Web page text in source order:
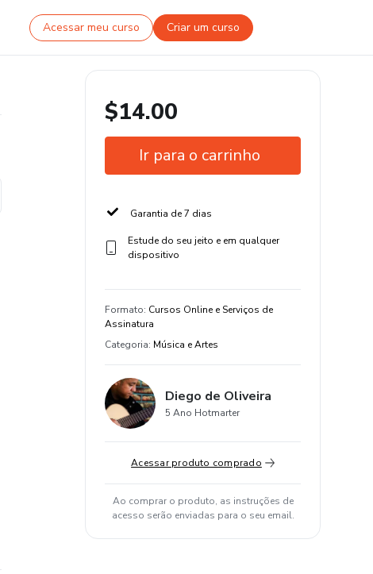
Acessar meu curso Criar um curso
$14.00
Ir para o carrinho
Garantia de 7 dias
Estude do seu jeito e em qualquer
dispositivo
Formato: Cursos Online e Serviços de
Assinatura
Categoria: Música e Artes
Diego de Oliveira
5 Ano Hotmarter
Acessar produto comprado
Ao comprar o produto, as instruções de
acesso serão enviadas para o seu email.